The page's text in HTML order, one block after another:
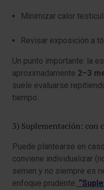
Minimizar calor
Revisar exposición a
Un punto importante: la
aproximadamente 2–3
suele evaluarse
tiempo.
3) Suplementación: con
Puede plantearse en
conviene individualizar
semen y no siempre es
enfoque prudente: